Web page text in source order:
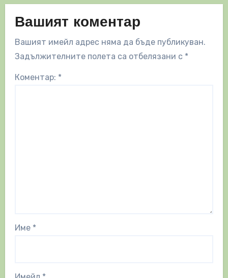
Вашият коментар
Вашият имейл адрес няма да бъде публикуван.
Задължителните полета са отбелязани с *
Коментар: *
Име *